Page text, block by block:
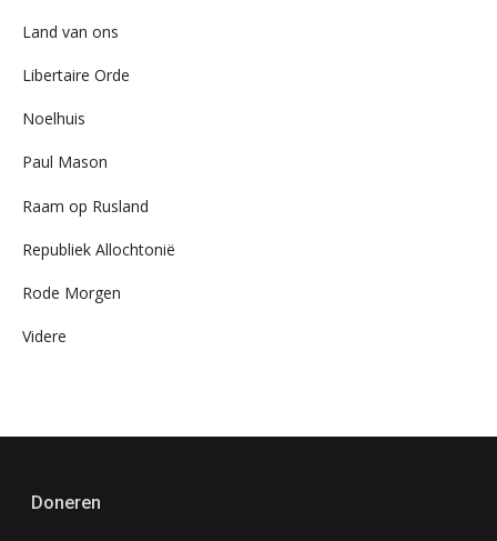
Land van ons
Libertaire Orde
Noelhuis
Paul Mason
Raam op Rusland
Republiek Allochtonië
Rode Morgen
Videre
Doneren